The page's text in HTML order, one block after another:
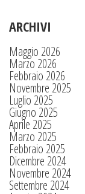
ARCHIVI
Maggio 2026
Marzo 2026
Febbraio 2026
Novembre 2025
Luglio 2025
Giugno 2025
Aprile 2025
Marzo 2025
Febbraio 2025
Dicembre 2024
Novembre 2024
Settembre 2024